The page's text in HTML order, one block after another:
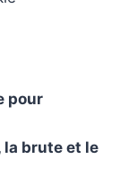
pour
la brute et le